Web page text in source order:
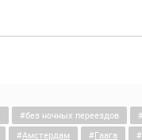
без ночных переездов
Амстердам Гаага